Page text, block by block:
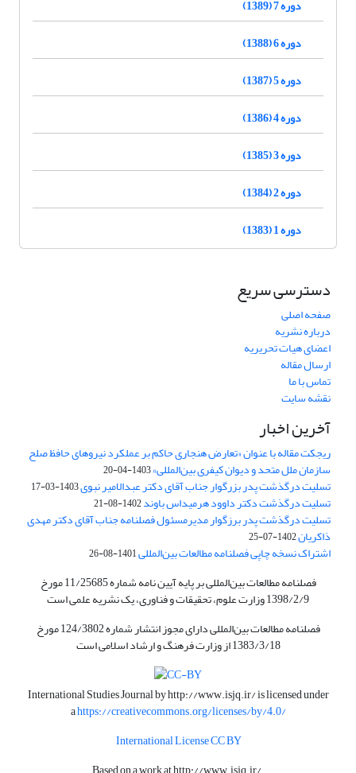
دوره 7 (1389)
دوره 6 (1388)
دوره 5 (1387)
دوره 4 (1386)
دوره 3 (1385)
دوره 2 (1384)
دوره 1 (1383)
دسترسی سریع
صفحه اصلی
درباره نشریه
اعضای هیات تحریریه
ارسال مقاله
تماس با ما
نقشه سایت
آخرین اخبار
ریجکت مقاله با عنوان «تعارض هنجاری حاکم بر عملکرد نیروهای حافظ صلح
سازمان ملل متحد و دیوان کیفری بین‌المللی»1403-04-20
تسلیت درگذشت پدر بزرگوار جناب آقای دکتر عبدالامیر نبوی1403-03-17
تسلیت درگذشت دکتر داوود هرمیداس باوند1402-08-21
تسلیت درگذشت پدر برزگوار مدیرمسئول فصلنامه جناب آقای دکتر مهدی
ذاکریان1402-07-25
اشتراک نسخه چاپی فصلنامه مطالعات بین‌المللی1401-08-26
فصلنامه مطالعات بین‌المللی بر پایه آیین نامه شماره 11/25685 مورخ
1398/2/9 وزارت علوم، تحقیقات و فناوری، یک نشریه علمی است
فصلنامه مطالعات بین‌المللی دارای مجوز انتشار شماره 124/3802 مورخ
1383/3/18 از وزارت فرهنگ و ارشاد اسلامی است
International Studies Journal byhttp://www.isjq.ir/is licensed under
ahttps://creativecommons.org/licenses/by/4.0/
International License CC BY